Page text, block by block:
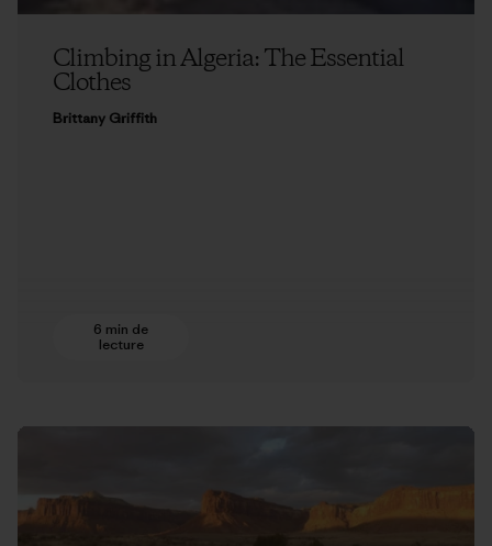
Climbing in Algeria: The Essential
Clothes
Brittany Griffith
6 min de
lecture